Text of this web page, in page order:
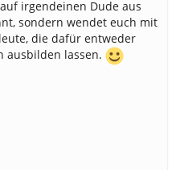
irgendeinen Dude aus
sondern wendet euch mit
die dafür entweder
ausbilden lassen.